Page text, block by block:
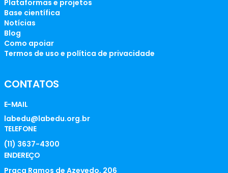
Plataformas e projetos
Base científica
Notícias
Blog
Como apoiar
Termos de uso e política de privacidade
CONTATOS
E-MAIL
labedu@labedu.org.br
TELEFONE
(11) 3637-4300
ENDEREÇO
Praça Ramos de Azevedo, 206